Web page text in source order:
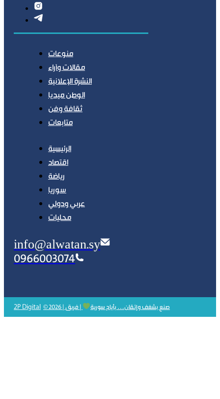
منوعات
مقالات وآراء
النشرة الإعلانية
الوطن ميديا
ثقافة وفن
متابعات
الرئيسية
اقتصاد
رياضة
سوريا
عربي ودولي
محليات
info@alwatan.sy
0966003074
2P Digital © 2026 | صنع بشغف وإتقان… بأيادٍ سورية | فريق